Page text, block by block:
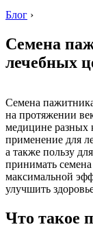
Блог ›
Семена
лечебных
Семена
на протяжении
медицине разных
применение для
а также пользу
принимать
максимальной
улучшить
Что такое